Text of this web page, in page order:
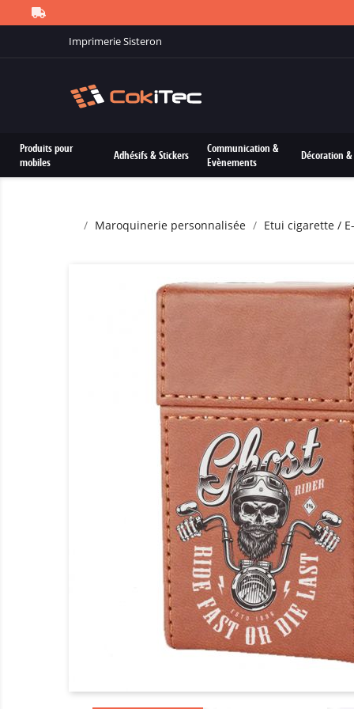
Imprimerie Sisteron
Produits pour
mobiles
Adhésifs & Stickers
Communication &
Evènements
Décoration
Maroquinerie personnalisée Etui cigarette /